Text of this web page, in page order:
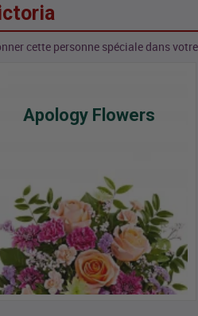
cette personne spéciale dans
Apology Flowers